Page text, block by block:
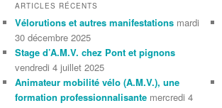
ARTICLES RÉCENTS
Vélorutions et autres manifestations mardi
30 décembre 2025
Stage d’A.M.V. chez Pont et pignons
vendredi 4 juillet 2025
Animateur mobilité vélo (A.M.V.), une
formation professionnalisante mercredi 4